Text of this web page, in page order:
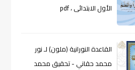
الأول الابتدائى ، pdf
القاعدة النورانية (ملون) لـ نور
محمد حقاني - تحقيق محمد